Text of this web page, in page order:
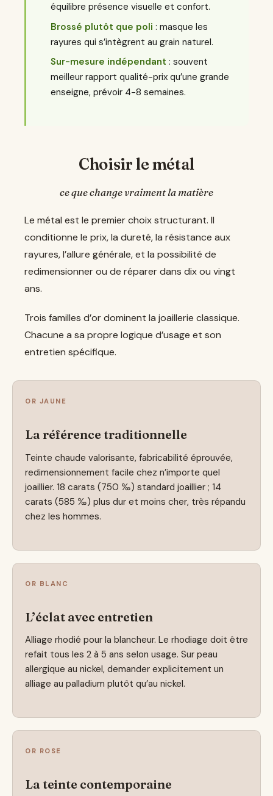
équilibre présence visuelle et confort.
Brossé plutôt que poli : masque les
rayures qui s’intègrent au grain naturel.
Sur-mesure indépendant : souvent
meilleur rapport qualité-prix qu’une grande
enseigne, prévoir 4-8 semaines.
Choisir le métal
ce que change vraiment la matière
Le métal est le premier choix structurant. Il
conditionne le prix, la dureté, la résistance aux
rayures, l’allure générale, et la possibilité de
redimensionner ou de réparer dans dix ou vingt
ans.
Trois familles d’or dominent la joaillerie classique.
Chacune a sa propre logique d’usage et son
entretien spécifique.
OR JAUNE
La référence traditionnelle
Teinte chaude valorisante, fabricabilité éprouvée,
redimensionnement facile chez n’importe quel
joaillier. 18 carats (750 ‰) standard joaillier ; 14
carats (585 ‰) plus dur et moins cher, très répandu
chez les hommes.
OR BLANC
L’éclat avec entretien
Alliage rhodié pour la blancheur. Le rhodiage doit être
refait tous les 2 à 5 ans selon usage. Sur peau
allergique au nickel, demander explicitement un
alliage au palladium plutôt qu’au nickel.
OR ROSE
La teinte contemporaine